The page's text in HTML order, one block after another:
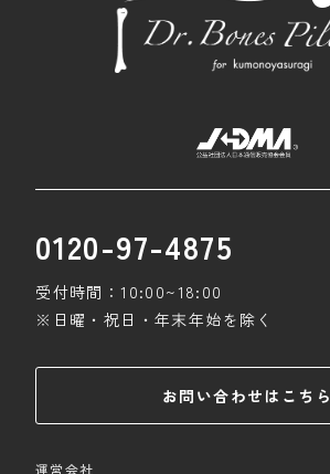
0120-97-4875
受付時間：10:00~18:00
※日曜・祝日・年末年始を除く
お問い合わせはこちら
運営会社